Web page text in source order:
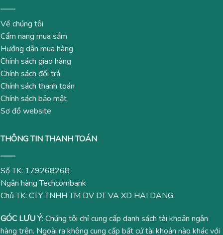
Về chúng tôi
Cẩm nang mua sắm
Hướng dẫn mua hàng
Chính sách giao hàng
Chính sách đổi trả
Chính sách thanh toán
Chính sách bảo mật
Sơ đồ website
THÔNG TIN THANH TOÁN
Số TK: 179268268
Ngân hàng Techcombank
Chủ TK: CTY TNHH TM DV DT VA XD HAI DANG
GÓC LƯU Ý: Chúng tôi chỉ cung cấp danh sách tài khoản ngân
hàng trên. Ngoài ra không cung cấp bất cứ tài khoản nào khác với